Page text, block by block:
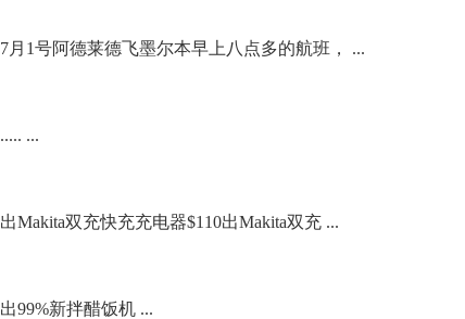
7月1号阿德莱德飞墨尔本早上八点多的航班， ...
..... ...
出Makita双充快充充电器$110出Makita双充 ...
出99%新拌醋饭机 ...